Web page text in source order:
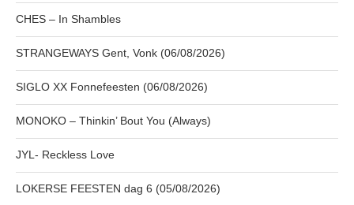
CHES – In Shambles
STRANGEWAYS Gent, Vonk (06/08/2026)
SIGLO XX Fonnefeesten (06/08/2026)
MONOKO – Thinkin’ Bout You (Always)
JYL- Reckless Love
LOKERSE FEESTEN dag 6 (05/08/2026)